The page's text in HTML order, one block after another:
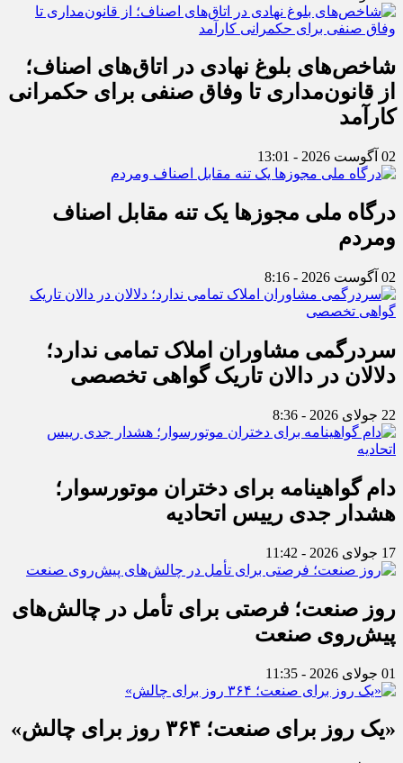
شاخص‌های بلوغ نهادی در اتاق‌های اصناف؛
از قانون‌مداری تا وفاق صنفی برای حکمرانی
کارآمد
02 آگوست 2026 - 13:01
درگاه ملی مجوزها یک تنه مقابل اصناف
ومردم
02 آگوست 2026 - 8:16
سردرگمی مشاوران املاک تمامی ندارد؛
دلالان در دالان تاریک گواهی تخصصی
22 جولای 2026 - 8:36
دام گواهینامه برای دختران موتورسوار؛
هشدار جدی رییس اتحادیه
17 جولای 2026 - 11:42
روز صنعت؛ فرصتی برای تأمل در چالش‌های
پیش‌روی صنعت
01 جولای 2026 - 11:35
«یک روز برای صنعت؛ ۳۶۴ روز برای چالش»